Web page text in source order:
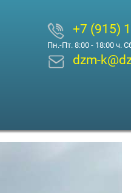
+7 (915)
Пн.-Пт. 8:00 - 18:00 ч.
dzm-